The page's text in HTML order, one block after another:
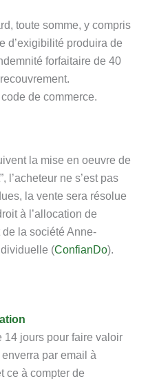
toute somme, y compris
d’exigibilité produira de
forfaitaire de 40
de commerce.
la mise en oeuvre de
l’acheteur ne s’est pas
la vente sera résolue
à l’allocation de
la société Anne-
(ConfianDo).
14 jours pour faire valoir
par email à
ce à compter de